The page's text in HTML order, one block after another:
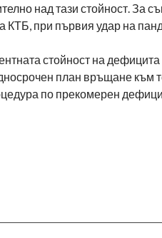
над тази стойност. За
при първия удар на
стойност на
план връщане към
по прекомерен